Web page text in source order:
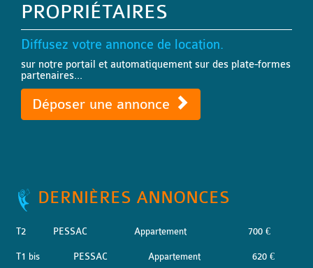
PROPRIÉTAIRES
Diffusez votre annonce de location.
sur notre portail et automatiquement sur des plate-formes
partenaires...
Déposer une annonce
DERNIÈRES ANNONCES
T2 PESSAC Appartement 700 €
T1 bis PESSAC Appartement 620 €